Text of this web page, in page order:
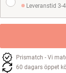
Leveranstid 3-4 veckor
Leveranstid 3-
Prismatch - Vi
60 dagars öppet